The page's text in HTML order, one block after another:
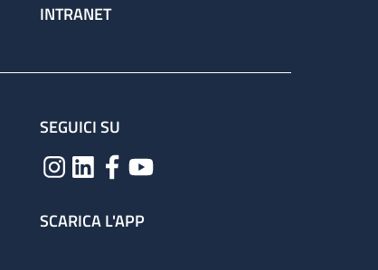
INTRANET
SEGUICI SU
SCARICA L'APP